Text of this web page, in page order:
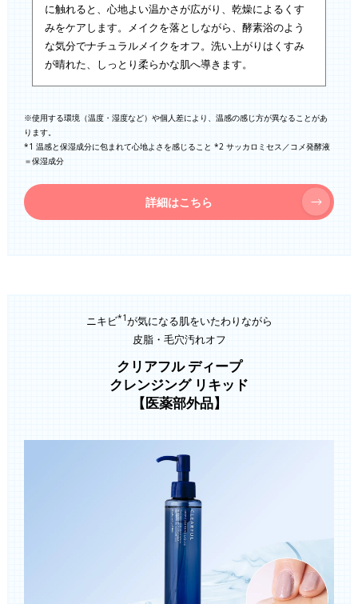
に触れると、心地よい温かさが広がり、乾燥によるくす
みをケアします。メイクを落としながら、酵素浴のよう
な気分でナチュラルメイクをオフ。洗い上がりはくすみ
が晴れた、しっとり柔らかな肌へ導きます。
※使用する環境（温度・湿度など）や個人差により、温感の感じ方が異なることがあ
ります。
*1 温感と保湿成分に包まれて心地よさを感じること *2 サッカロミセス／コメ発酵液
＝保湿成分
詳細はこちら
ニキビ*1が気になる肌をいたわりながら
皮脂・毛穴汚れオフ
クリアフル ディープ
クレンジング リキッド
【医薬部外品】